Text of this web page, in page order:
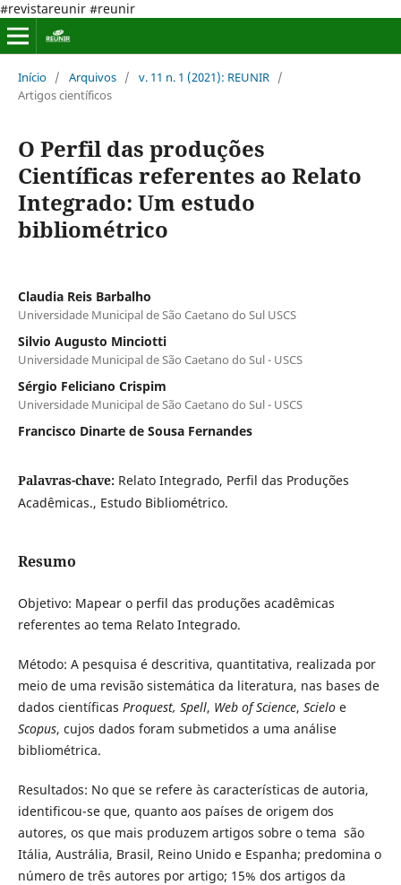
#revistareunir #reunir
Início / Arquivos / v. 11 n. 1 (2021): REUNIR /
Artigos científicos
O Perfil das produções
Científicas referentes ao Relato
Integrado: Um estudo
bibliométrico
Claudia Reis Barbalho
Universidade Municipal de São Caetano do Sul USCS
Silvio Augusto Minciotti
Universidade Municipal de São Caetano do Sul - USCS
Sérgio Feliciano Crispim
Universidade Municipal de São Caetano do Sul - USCS
Francisco Dinarte de Sousa Fernandes
Palavras-chave: Relato Integrado, Perfil das Produções
Acadêmicas., Estudo Bibliométrico.
Resumo
Objetivo: Mapear o perfil das produções acadêmicas
referentes ao tema Relato Integrado.
Método: A pesquisa é descritiva, quantitativa, realizada por
meio de uma revisão sistemática da literatura, nas bases de
dados científicas Proquest, Spell, Web of Science, Scielo e
Scopus, cujos dados foram submetidos a uma análise
bibliométrica.
Resultados: No que se refere às características de autoria,
identificou-se que, quanto aos países de origem dos
autores, os que mais produzem artigos sobre o tema são
Itália, Austrália, Brasil, Reino Unido e Espanha; predomina o
número de três autores por artigo; 15% dos artigos da